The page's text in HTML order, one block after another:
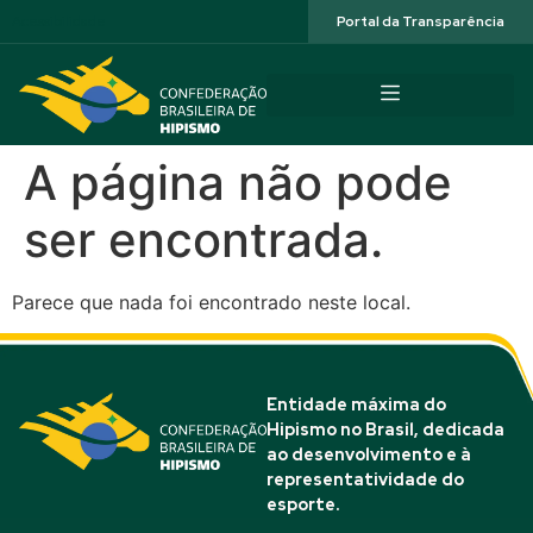
Portal da Transparência
A página não pode
ser encontrada.
Parece que nada foi encontrado neste local.
Entidade máxima do
Hipismo no Brasil, dedicada
ao desenvolvimento e à
representatividade do
esporte.